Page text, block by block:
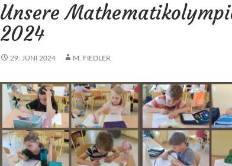
Unsere
2024
29. JUNI 2024 M. FIEDLER